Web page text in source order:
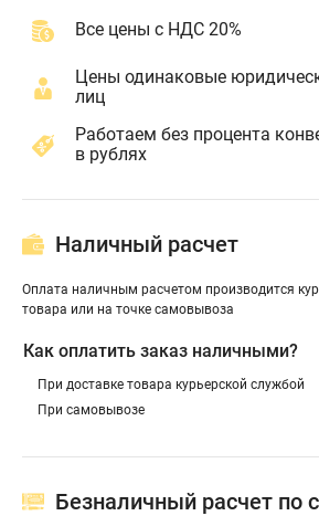
Все цены с НДС 20%
Цены одинаковые
лиц
Работаем без процента
в рублях
Наличный расчет
Оплата наличным расчетом производится
товара или на точке самовывоза
Как оплатить заказ наличными?
При доставке товара курьерской службой
При самовывозе
Безналичный расчет по